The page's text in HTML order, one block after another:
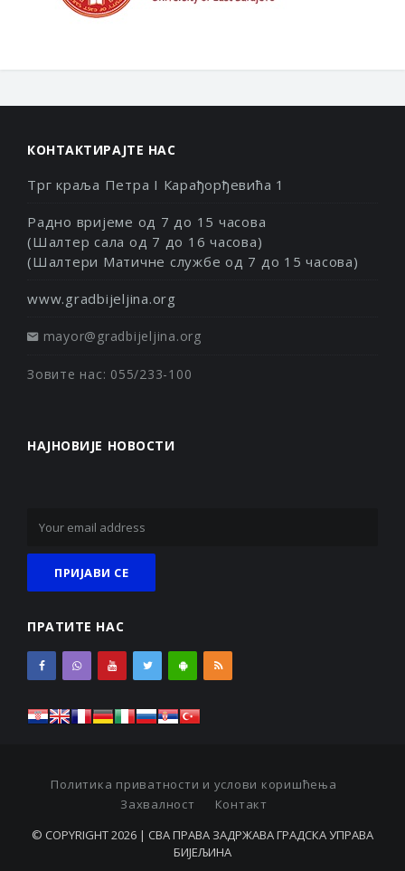
КОНТАКТИРАЈТЕ НАС
Трг краља Петра I Карађорђевића 1
Радно вријеме од 7 до 15 часова
(Шалтер сала од 7 до 16 часова)
(Шалтери Матичне службе од 7 до 15 часова)
www.gradbijeljina.org
mayor@gradbijeljina.org
Зовите нас: 055/233-100
НАЈНОВИЈЕ НОВОСТИ
ПРАТИТЕ НАС
Политика приватности и услови коришћења
Захвалност
Контакт
© COPYRIGHT 2026 | СВА ПРАВА ЗАДРЖАВА ГРАДСКА УПРАВА
БИЈЕЉИНА